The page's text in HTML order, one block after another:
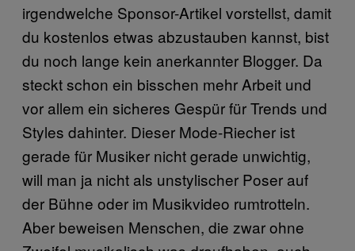
irgendwelche Sponsor-Artikel vorstellst, damit
du kostenlos etwas abzustauben kannst, bist
du noch lange kein anerkannter Blogger. Da
steckt schon ein bisschen mehr Arbeit und
vor allem ein sicheres Gespür für Trends und
Styles dahinter. Dieser Mode-Riecher ist
gerade für Musiker nicht gerade unwichtig,
will man ja nicht als unstylischer Poser auf
der Bühne oder im Musikvideo rumtrotteln.
Aber beweisen Menschen, die zwar ohne